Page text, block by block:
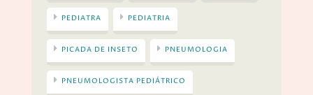
PEDIATRA PEDIATRIA
PICADA DE INSETO PNEUMOLOGIA
PNEUMOLOGISTA PEDIÁTRICO